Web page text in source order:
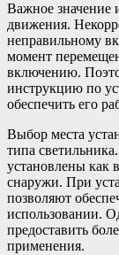
Важное значение
движения.
неправильному
момент
включению.
инструкцию по
обеспечить его
Выбор места
типа
установлены как
снаружи. При
позволяют
использовании.
предоставить
применения.